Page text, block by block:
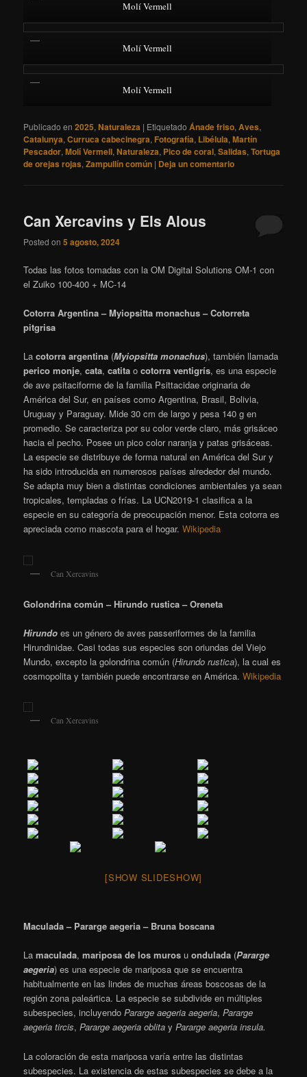
Molí Vermell
Molí Vermell
Molí Vermell
Publicado en 2025,Naturaleza | Etiquetado Ánade friso,Aves,
Catalunya,Curruca cabecinegra, Fotografía, Libélula,Martín
Pescador,Molí Vermell,Naturaleza, Pico de coral,Salidas,Tortuga
de orejas rojas,Zampullín común | Deja un comentario
Can Xercavins y Els Alous
Posted on5 agosto, 2024
Todas las fotos tomadas con la OM Digital Solutions OM-1 con
el Zuiko 100-400 + MC-14
Cotorra Argentina – Myiopsitta monachus – Cotorreta
pitgrisa
Lacotorra argentina (Myiopsitta monachus), también llamada
perico monje,cata,catita ocotorra ventigrís, es una especie
de ave psitaciforme de la familia Psittacidae originaria de
América del Sur, en países como Argentina, Brasil, Bolivia,
Uruguay y Paraguay. Mide 30 cm de largo y pesa 140 g en
promedio. Se caracteriza por su color verde claro, más grisáceo
hacia el pecho. Posee un pico color naranja y patas grisáceas.
La especie se distribuye de forma natural en América del Sur y
ha sido introducida en numerosos países alrededor del mundo.
Se adapta muy bien a distintas condiciones ambientales ya sean
tropicales, templadas o frías. La UCN2019-1 clasifica a la
especie en su categoría de preocupación menor. Esta cotorra es
apreciada como mascota para el hogar.Wikipedia
Can Xercavins
Golondrina común – Hirundo rustica – Oreneta
Hirundo es un género de aves passeriformes de la familia
Hirundinidae. Casi todas sus especies son oriundas del Viejo
Mundo, excepto la golondrina común (Hirundo rustica), la cual es
cosmopolita y también puede encontrarse en América.Wikipedia
Can Xercavins
[SHOW SLIDESHOW]
Maculada – Pararge aegeria – Bruna boscana
Lamaculada,mariposa de los muros uondulada (Pararge
aegeria) es una especie de mariposa que se encuentra
habitualmente en las lindes de muchas áreas boscosas de la
región zona paleártica. La especie se subdivide en múltiples
subespecies, incluyendoPararge aegeria aegeria,Pararge
aegeria tircis,Pararge aegeria oblita yPararge aegeria insula.
La coloración de esta mariposa varía entre las distintas
subespecies. La existencia de estas subespecies se debe a la